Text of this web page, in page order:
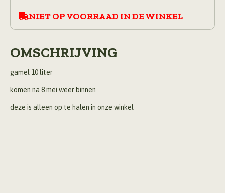
NIET OP VOORRAAD IN DE WINKEL
OMSCHRIJVING
gamel 10 liter
komen na 8 mei weer binnen
deze is alleen op te halen in onze winkel